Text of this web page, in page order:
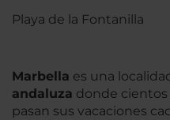
Playa de la Fontanilla
Marbella es una
andaluza donde
pasan sus vacaciones